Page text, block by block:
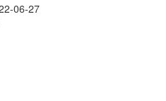
06-27